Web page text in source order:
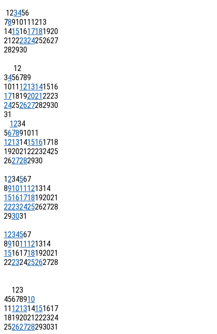
123456
7891011 1213
14151617181920
21222324252627
282930
12
3456789
1011 1213141516
17181920212223
24252627282930
31
1234
567891011
12131415161718
19202122232425
2627282930
1234567
891011 121314
15161718192021
22232425262728
293031
1234567
891011 121314
15161718192021
22232425262728
123
45678910
11 121314151617
18192021222324
25262728293031